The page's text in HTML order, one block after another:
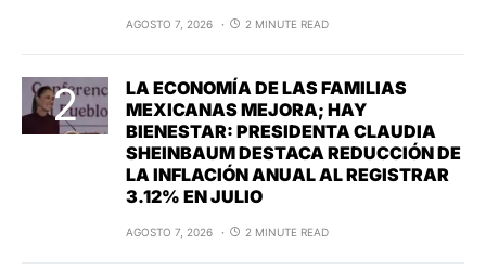
AGOSTO 7, 2026 2 MINUTE READ
LA ECONOMÍA DE LAS FAMILIAS
MEXICANAS MEJORA; HAY
BIENESTAR: PRESIDENTA CLAUDIA
SHEINBAUM DESTACA REDUCCIÓN DE
LA INFLACIÓN ANUAL AL REGISTRAR
3.12% EN JULIO
AGOSTO 7, 2026 2 MINUTE READ